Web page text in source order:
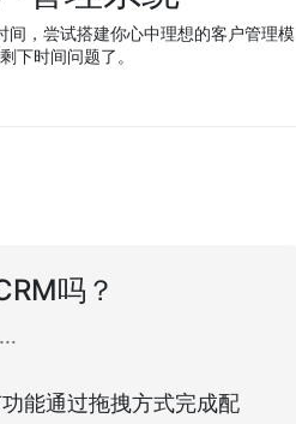
，尝试搭建你心中理想的客户管理模
下时间问题了。
吗？
能通过拖拽方式完成配